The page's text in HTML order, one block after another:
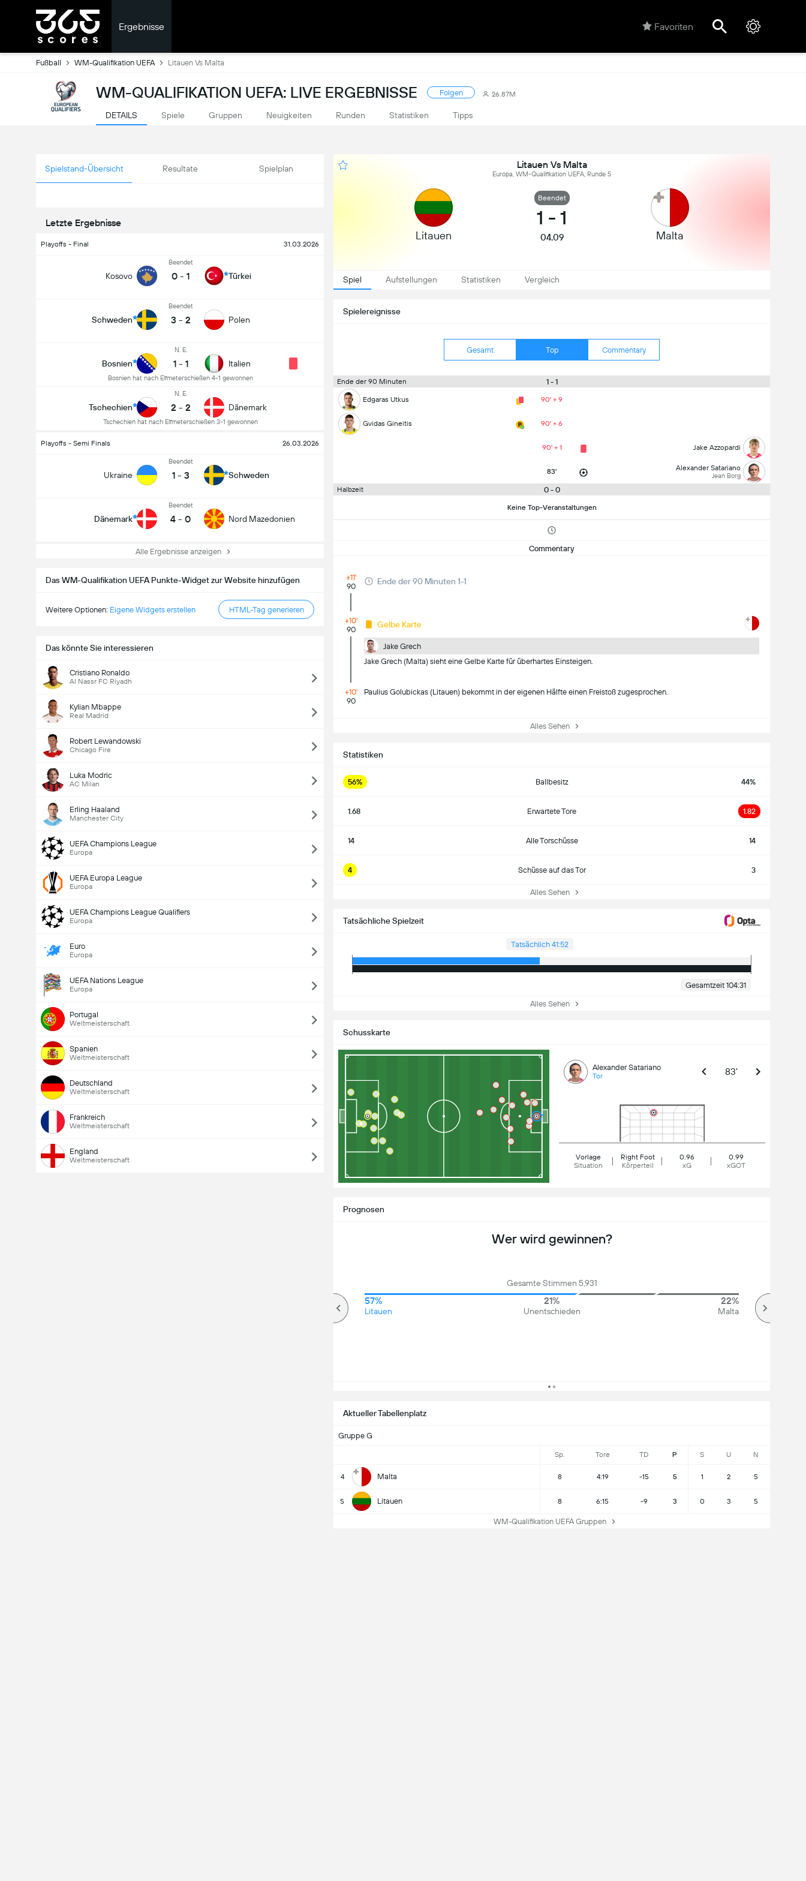
Ergebnisse Favoriten
Fußball WM-Qualifikation UEFA Litauen Vs Malta
WM-QUALIFIKATION UEFA: LIVE ERGEBNISSE Folgen 26.87M
DETAILS Spiele Gruppen Neuigkeiten Runden Statistiken Tipps
Spielstand-Übersicht Resultate Spielplan
Letzte Ergebnisse
Playoffs - Final 31.03.2026
Kosovo
Beendet
0 - 1 Türkei
Schweden
Beendet
3 - 2 Polen
Bosnien
N. E.
1 - 1
Bosnien hat nach Elfmeterschießen 4-1 gewonnen
Italien
Tschechien
N. E.
2 - 2
Tschechien hat nach Elfmeterschießen 3-1 gewonnen
Dänemark
Playoffs - Semi Finals 26.03.2026
Ukraine
Beendet
1 - 3 Schweden
Dänemark
Beendet
4 - 0 Nord Mazedonien
Alle Ergebnisse anzeigen
Das WM-Qualifikation UEFA Punkte-Widget zur Website hinzufügen
Weitere Optionen: Eigene Widgets erstellen HTML-Tag generieren
Das könnte Sie interessieren
Cristiano Ronaldo
Al Nassr FC Riyadh
Kylian Mbappe
Real Madrid
Robert Lewandowski
Chicago Fire
Luka Modric
AC Milan
Erling Haaland
Manchester City
UEFA Champions League
Europa
UEFA Europa League
Europa
UEFA Champions League Qualifiers
Europa
Euro
Europa
UEFA Nations League
Europa
Portugal
Weltmeisterschaft
Spanien
Weltmeisterschaft
Deutschland
Weltmeisterschaft
Frankreich
Weltmeisterschaft
England
Weltmeisterschaft
Litauen Vs Malta
Europa, WM-Qualifikation UEFA, Runde 5
Litauen
Beendet
1 - 1
04.09 Malta
Spiel Aufstellungen Statistiken Vergleich
Spielereignisse
Gesamt Top Commentary
Ende der 90 Minuten 1 - 1
Edgaras Utkus 90' + 9
Gvidas Gineitis 90' + 6
90' + 1 Jake Azzopardi
83' Alexander Satariano
Jean Borg
Halbzeit 0 - 0
Keine Top-Veranstaltungen
Commentary
+11'
90
Ende der 90 Minuten 1-1
+10'
90
Gelbe Karte
Jake Grech
Jake Grech (Malta) sieht eine Gelbe Karte für überhartes Einsteigen.
+10'
90
Paulius Golubickas (Litauen) bekommt in der eigenen Hälfte einen Freistoß zugesprochen.
Alles Sehen
Statistiken
56% Ballbesitz 44%
1.68 Erwartete Tore 1.82
14 Alle Torschüsse 14
4 Schüsse auf das Tor 3
Alles Sehen
Tatsächliche Spielzeit
Tatsächlich 41:52
Gesamtzeit 104:31
Alles Sehen
Schusskarte
Alexander Satariano
Tor 83'
Vorlage
Situation
Right Foot
Körperteil
0.96
xG
0.99
xGOT
Aktueller Tabellenplatz
Gruppe G
Sp. Tore TD P S U N
4 Malta 8 4:19 -15 5 1 2 5
5 Litauen 8 6:15 -9 3 0 3 5
WM-Qualifikation UEFA Gruppen
Prognosen
Wer wird gewinnen?
Gesamte Stimmen 5,931
57%
Litauen
21%
Unentschieden
22%
Malta